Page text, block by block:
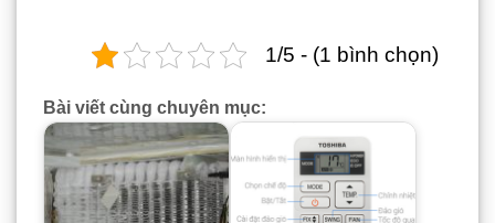
1/5 - (1 bình chọn)
Bài viết cùng chuyên mục: